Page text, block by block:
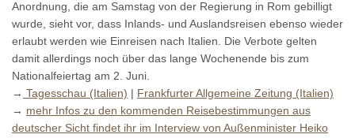
Anordnung, die am Samstag von der Regierung in Rom gebilligt
wurde, sieht vor, dass Inlands- und Auslandsreisen ebenso wieder
erlaubt werden wie Einreisen nach Italien. Die Verbote gelten
damit allerdings noch über das lange Wochenende bis zum
Nationalfeiertag am 2. Juni.
→ Tagesschau (Italien) | Frankfurter Allgemeine Zeitung (Italien)
→ mehr Infos zu den kommenden Reisebestimmungen aus
deutscher Sicht findet ihr im Interview von Außenminister Heiko